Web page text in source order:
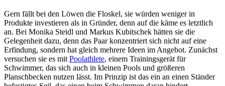
Gern fällt bei den Löwen die Floskel, sie würden weniger in
Produkte investieren als in Gründer, denn auf die käme es letztlich
an. Bei Monika Steidl und Markus Kubitschek hätten sie die
Gelegenheit dazu, denn das Paar konzentriert sich nicht auf eine
Erfindung, sondern hat gleich mehrere Ideen im Angebot. Zunächst
versuchen sie es mit Poolathlete, einem Trainingsgerät für
Schwimmer, das sich auch in kleinen Pools und größeren
Planschbecken nutzen lässt. Im Prinzip ist das ein an einen Ständer